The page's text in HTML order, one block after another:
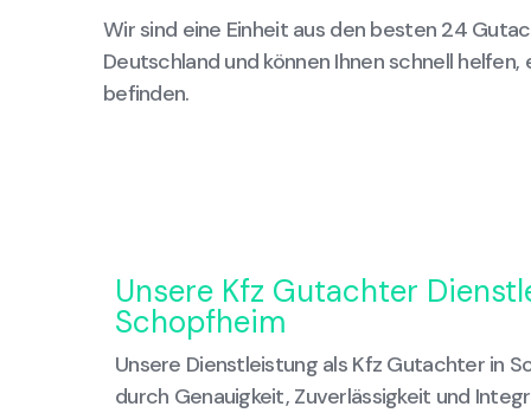
Wir sind eine Einheit aus den besten 24
Deutschland und können Ihnen schnell helfen,
befinden.
Unsere Kfz Gutachter
Schopfheim
Unsere Dienstleistung als Kfz Gutachter in
durch Genauigkeit, Zuverlässigkeit und